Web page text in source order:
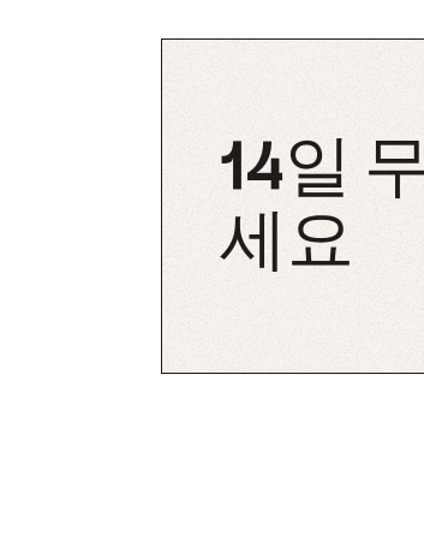
14일
세요